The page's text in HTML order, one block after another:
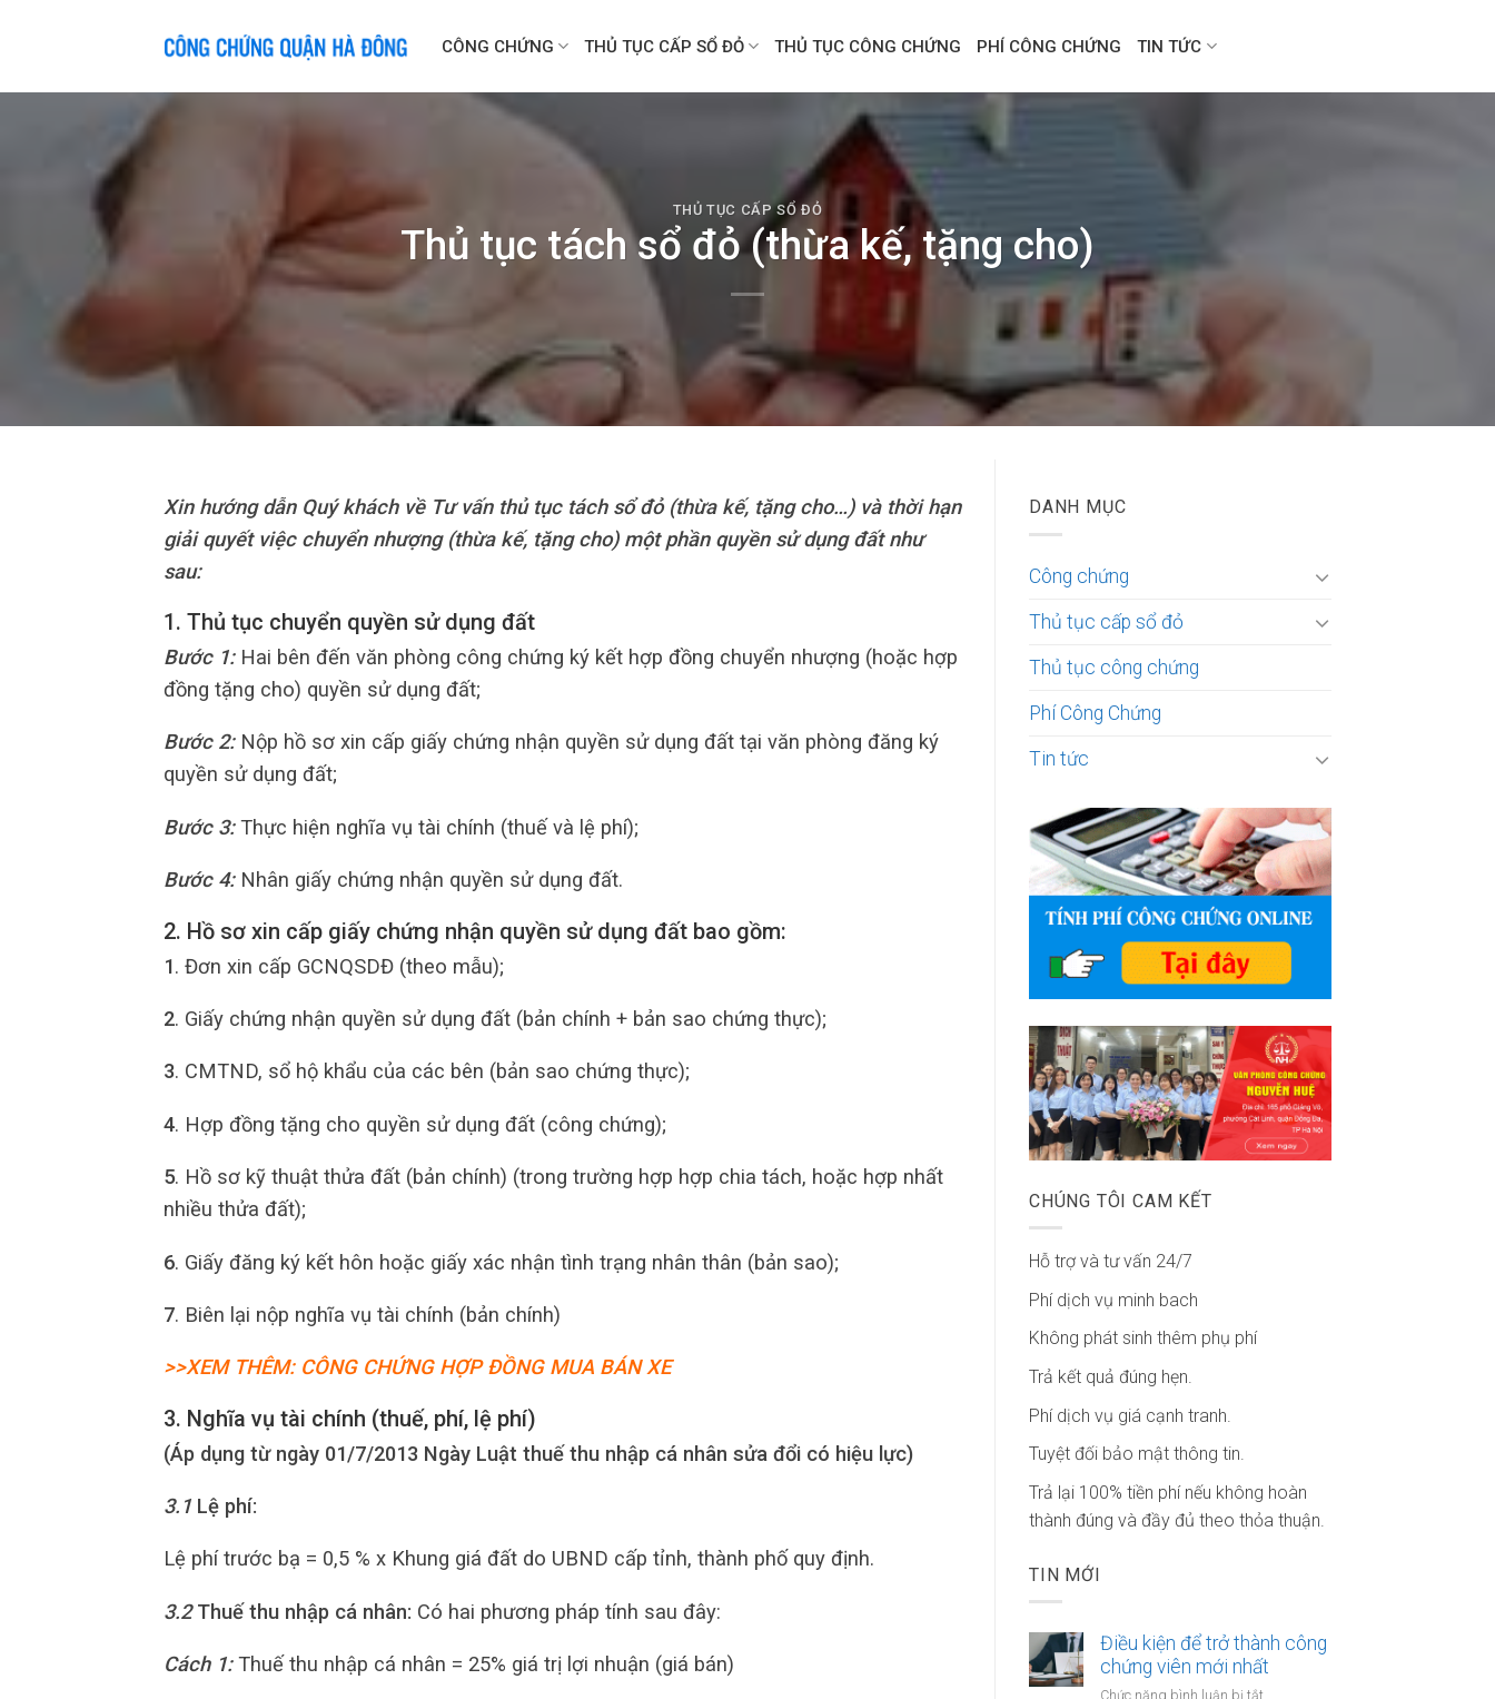
CÔNG CHỨNG THỦ TỤC CẤP SỔ ĐỎ THỦ TỤC CÔNG CHỨNG PHÍ CÔNG CHỨNG TIN TỨC
THỦ TỤC CẤP SỔ ĐỎ
Thủ tục tách sổ đỏ (thừa kế, tặng cho)
Xin hướng dẫn Quý khách về Tư vấn thủ tục tách sổ đỏ (thừa kế, tặng cho…) và thời hạn
giải quyết việc chuyển nhượng (thừa kế, tặng cho) một phần quyền sử dụng đất như
sau:
1. Thủ tục chuyển quyền sử dụng đất
Bước 1:Hai bên đến văn phòng công chứng ký kết hợp đồng chuyển nhượng (hoặc hợp
đồng tặng cho) quyền sử dụng đất;
Bước 2:Nộp hồ sơ xin cấp giấy chứng nhận quyền sử dụng đất tại văn phòng đăng ký
quyền sử dụng đất;
Bước 3:Thực hiện nghĩa vụ tài chính (thuế và lệ phí);
Bước 4:Nhân giấy chứng nhận quyền sử dụng đất.
2. Hồ sơ xin cấp giấy chứng nhận quyền sử dụng đất bao gồm:
1. Đơn xin cấp GCNQSDĐ (theo mẫu);
2. Giấy chứng nhận quyền sử dụng đất (bản chính + bản sao chứng thực);
3. CMTND, sổ hộ khẩu của các bên (bản sao chứng thực);
4. Hợp đồng tặng cho quyền sử dụng đất (công chứng);
5. Hồ sơ kỹ thuật thửa đất (bản chính) (trong trường hợp hợp chia tách, hoặc hợp nhất
nhiều thửa đất);
6. Giấy đăng ký kết hôn hoặc giấy xác nhận tình trạng nhân thân (bản sao);
7. Biên lại nộp nghĩa vụ tài chính (bản chính)
>>XEM THÊM: CÔNG CHỨNG HỢP ĐỒNG MUA BÁN XE
3. Nghĩa vụ tài chính (thuế, phí, lệ phí)
(Áp dụng từ ngày 01/7/2013 Ngày Luật thuế thu nhập cá nhân sửa đổi có hiệu lực)
3.1 Lệ phí:
Lệ phí trước bạ = 0,5 % x Khung giá đất do UBND cấp tỉnh, thành phố quy định.
3.2Thuế thu nhập cá nhân: Có hai phương pháp tính sau đây:
Cách 1:Thuế thu nhập cá nhân = 25% giá trị lợi nhuận (giá bán)
DANH MỤC
Công chứng
Thủ tục cấp sổ đỏ
Thủ tục công chứng
Phí Công Chứng
Tin tức
CHÚNG TÔI CAM KẾT
Hỗ trợ và tư vấn 24/7
Phí dịch vụ minh bach
Không phát sinh thêm phụ phí
Trả kết quả đúng hẹn.
Phí dịch vụ giá cạnh tranh.
Tuyệt đối bảo mật thông tin.
Trả lại 100% tiền phí nếu không hoàn
thành đúng và đầy đủ theo thỏa thuận.
TIN MỚI
Điều kiện để trở thành công
chứng viên mới nhất